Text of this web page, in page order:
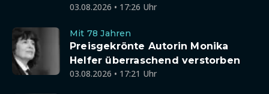
03.08.2026 • 17:26 Uhr
Mit 78 Jahren
Preisgekrönte Autorin Monika
Helfer überraschend verstorben
03.08.2026 • 17:21 Uhr